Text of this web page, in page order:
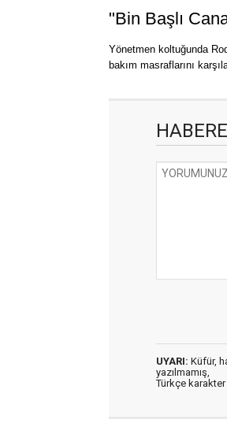
"Bin Başlı
Yönetmen koltuğunda
bakım masraflarını
HABERE
UYARI: Küfür,
yazılmamış,
Türkçe karakter